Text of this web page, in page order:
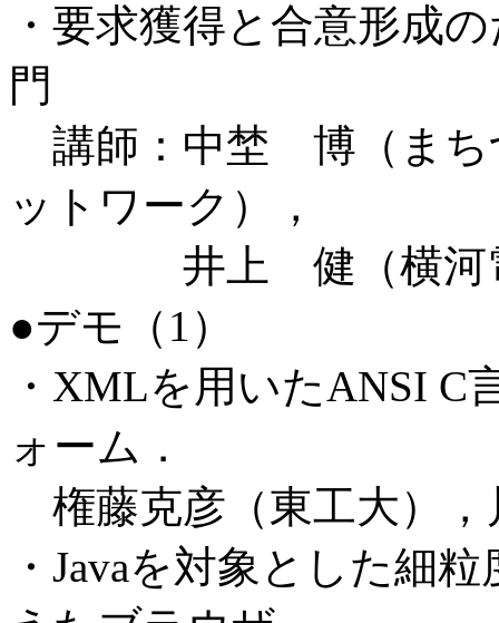
・要求獲得と合意形成
門
講師：中埜 博（まち
ットワーク），
井上 健（横河電機
●デモ（1）
・XMLを用いたANSI C
ォーム．
権藤克彦（東工大），
・Javaを対象とした細